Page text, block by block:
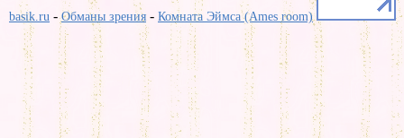
basik.ru -Обманы зрения - Комната Эймса (Ames room)